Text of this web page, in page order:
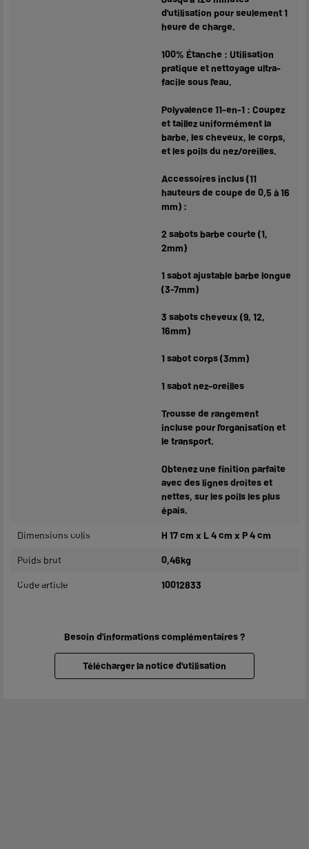
d'utilisation pour seulement 1
heure de charge.
100% Étanche : Utilisation
pratique et nettoyage ultra-
facile sous l'eau.
Polyvalence 11-en-1 : Coupez
et taillez uniformément la
barbe, les cheveux, le corps,
et les poils du nez/oreilles.
Accessoires inclus (11
hauteurs de coupe de 0,5 à 16
mm) :
2 sabots barbe courte (1,
2mm)
1 sabot ajustable barbe longue
(3-7mm)
3 sabots cheveux (9, 12,
16mm)
1 sabot corps (3mm)
1 sabot nez-oreilles
Trousse de rangement
incluse pour l'organisation et
le transport.
Obtenez une finition parfaite
avec des lignes droites et
nettes, sur les poils les plus
épais.
Dimensions colis H 17 cm x L 4 cm x P 4 cm
Poids brut 0,46kg
Code article 10012833
Besoin d'informations complémentaires ?
Télécharger la notice d'utilisation